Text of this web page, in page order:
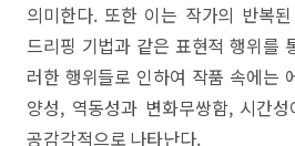
의미한다. 또한 이는 작가의 반복
드리핑 기법과 같은 표현적 행위를
러한 행위들로 인하여 작품 속에는
양성, 역동성과 변화무쌍함, 시간
공감각적으로 나타난다.